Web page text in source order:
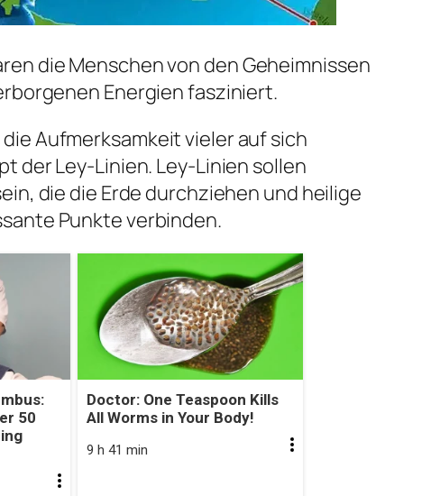
die Menschen von den Geheimnissen
Energien fasziniert.
Aufmerksamkeit vieler auf sich
der Ley-Linien. Ley-Linien sollen
die die Erde durchziehen und heilige
Punkte verbinden.
50
Doctor: One Teaspoon Kills
All Worms in Your Body!
9 h 41 min